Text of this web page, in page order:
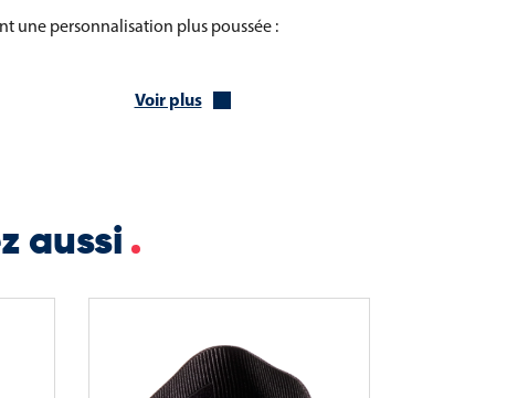
une personnalisation plus poussée :
sur hampe est un support parfait pour les collectivités, institutions ou
visuelle, robustesse et identité territoriale.
Voir plus
aussi